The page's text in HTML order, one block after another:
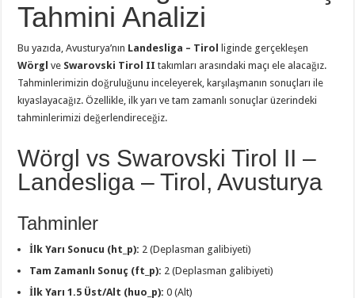
Tahmini Analizi
Bu yazıda, Avusturya’nın Landesliga – Tirol
liginde gerçekleşen
Wörgl ve Swarovski Tirol II takımları arasındaki maçı ele alacağız.
Tahminlerimizin doğruluğunu inceleyerek, karşılaşmanın sonuçları ile
kıyaslayacağız. Özellikle, ilk yarı ve tam zamanlı sonuçlar üzerindeki
tahminlerimizi değerlendireceğiz.
Wörgl vs Swarovski Tirol II –
Landesliga – Tirol, Avusturya
Tahminler
İlk Yarı Sonucu (ht_p): 2 (Deplasman galibiyeti)
Tam Zamanlı Sonuç (ft_p): 2 (Deplasman galibiyeti)
İlk Yarı 1.5 Üst/Alt (huo_p): 0 (Alt)